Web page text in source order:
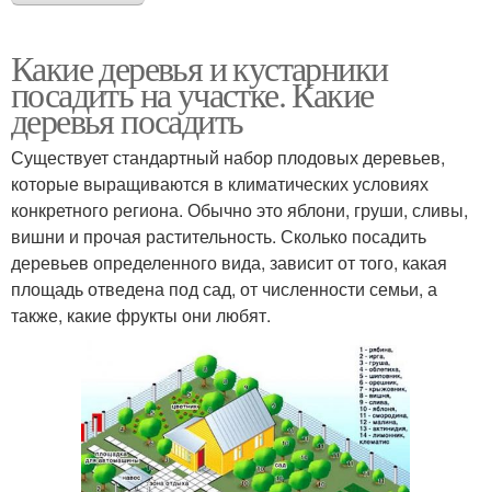
Какие деревья и кустарники
посадить на участке. Какие
деревья посадить
Существует стандартный набор плодовых деревьев,
которые выращиваются в климатических условиях
конкретного региона. Обычно это яблони, груши, сливы,
вишни и прочая растительность. Сколько посадить
деревьев определенного вида, зависит от того, какая
площадь отведена под сад, от численности семьи, а
также, какие фрукты они любят.